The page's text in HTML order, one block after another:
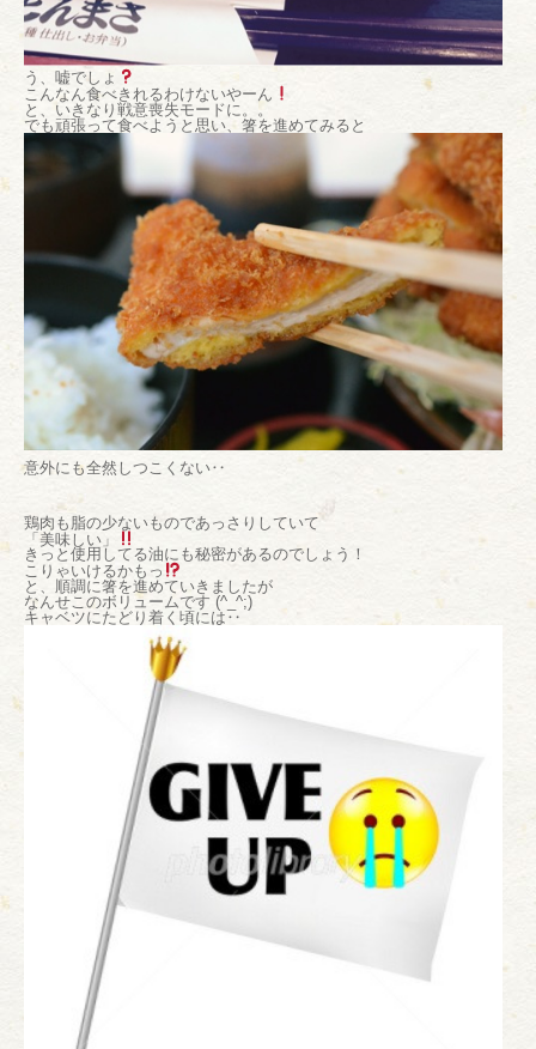
う、嘘でしょ
こんなん食べきれるわけないやーん
と、いきなり戦意喪失モードに。。
でも頑張って食べようと思い、箸を進めてみると
意外にも全然しつこくない‥
鶏肉も脂の少ないものであっさりしていて
「美味しい」
きっと使用してる油にも秘密があるのでしょう！
こりゃいけるかもっ
と、順調に箸を進めていきましたが
なんせこのボリュームです (^_^;)
キャベツにたどり着く頃には‥